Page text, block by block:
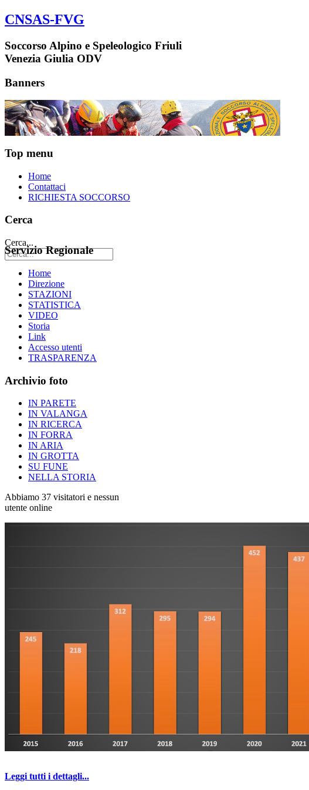
CNSAS-FVG
Soccorso Alpino e Speleologico Friuli
Venezia Giulia ODV
Banners
Top menu
Home
Contattaci
RICHIESTA SOCCORSO
Cerca
Cerca...
Servizio Regionale
Home
Direzione
STAZIONI
STATISTICA
VIDEO
Storia
Link
Accesso utenti
TRASPARENZA
Archivio foto
IN PARETE
IN VALANGA
IN RICERCA
IN FORRA
IN ARIA
IN GROTTA
SU FUNE
NELLA STORIA
Abbiamo 37 visitatori e nessun
utente online
Leggi tutti i dettagli...